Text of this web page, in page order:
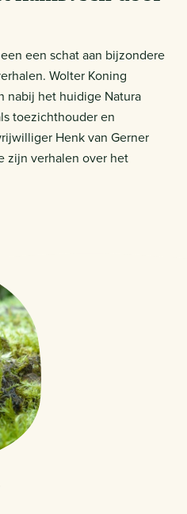
een schat aan bijzondere
Wolter Koning
nabij het huidige Natura
toezichthouder en
Henk van Gerner
zijn verhalen over het